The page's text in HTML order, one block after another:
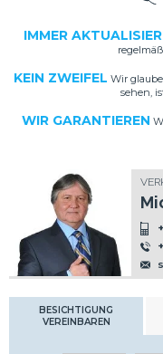
IMMER
KEIN ZWEIFEL Wir
sehen,
WIR GARANTIEREN
BESICHTIGUNG
VEREINBAREN